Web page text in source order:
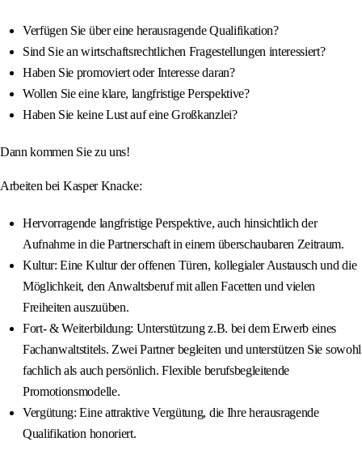
Verfügen Sie über eine herausragende Qualifikation?
Sind Sie an wirtschaftsrechtlichen Fragestellungen interessiert?
Haben Sie promoviert oder Interesse daran?
Wollen Sie eine klare, langfristige Perspektive?
Haben Sie keine Lust auf eine Großkanzlei?
Dann kommen Sie zu uns!
Arbeiten bei Kasper Knacke:
Hervorragende langfristige Perspektive, auch hinsichtlich der
Aufnahme in die Partnerschaft in einem überschaubaren Zeitraum.
Kultur: Eine Kultur der offenen Türen, kollegialer Austausch und die
Möglichkeit, den Anwaltsberuf mit allen Facetten und vielen
Freiheiten auszuüben.
Fort- & Weiterbildung: Unterstützung z.B. bei dem Erwerb eines
Fachanwaltstitels. Zwei Partner begleiten und unterstützen Sie sowohl
fachlich als auch persönlich. Flexible berufsbegleitende
Promotionsmodelle.
Vergütung: Eine attraktive Vergütung, die Ihre herausragende
Qualifikation honoriert.